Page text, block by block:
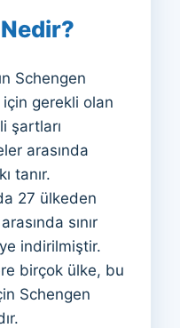
Schengen
gerekli olan
şartları
arasında
tanır.
27 ülkeden
sınır
indirilmiştir.
birçok ülke, bu
Schengen